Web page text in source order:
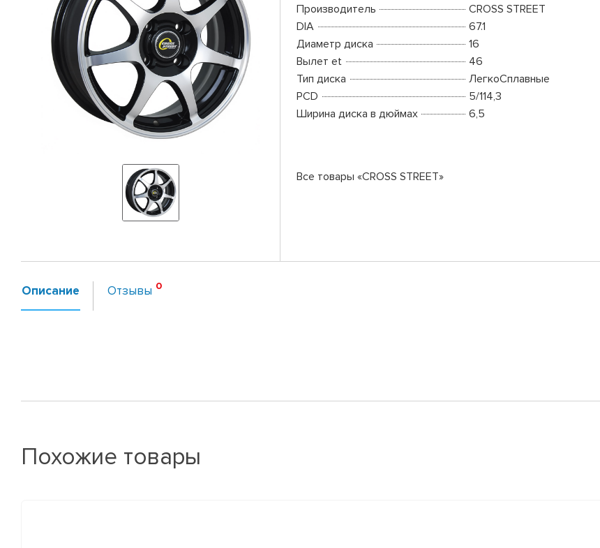
Производитель
CROSS STREET
DIA
67.1
Диаметр диска
16
Вылет et
46
Тип диска
ЛегкоСплавные
PCD
5/114,3
Ширина диска в дюймах
6,5
Все товары «CROSS STREET»
Описание Отзывы
Похожие товары